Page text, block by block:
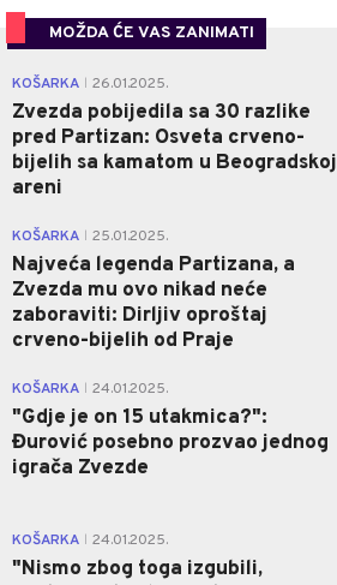
MOŽDA ĆE VAS ZANIMATI
KOŠARKA 26.01.2025.
Zvezda pobijedila sa 30 razlike
pred Partizan: Osveta crveno-
bijelih sa kamatom u Beogradskoj
areni
KOŠARKA 25.01.2025.
Najveća legenda Partizana, a
Zvezda mu ovo nikad neće
zaboraviti: Dirljiv oproštaj
crveno-bijelih od Praje
KOŠARKA 24.01.2025.
"Gdje je on 15 utakmica?":
Đurović posebno prozvao jednog
igrača Zvezde
KOŠARKA 24.01.2025.
"Nismo zbog toga izgubili,